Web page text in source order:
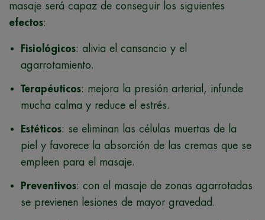
masaje será capaz de conseguir los siguientes
efectos:
Fisiológicos: alivia el cansancio y el
agarrotamiento.
Terapéuticos: mejora la presión arterial, infunde
mucha calma y reduce el estrés.
Estéticos: se eliminan las células muertas de la
piel y favorece la absorción de las cremas que se
empleen para el masaje.
Preventivos: con el masaje de zonas agarrotadas
se previenen lesiones de mayor gravedad.